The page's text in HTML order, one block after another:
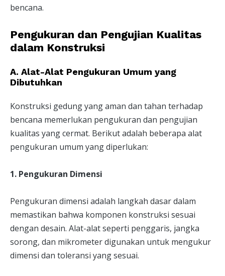
bencana.
Pengukuran dan Pengujian Kualitas
dalam Konstruksi
A. Alat-Alat Pengukuran Umum yang
Dibutuhkan
Konstruksi gedung yang aman dan tahan terhadap
bencana memerlukan pengukuran dan pengujian
kualitas yang cermat. Berikut adalah beberapa alat
pengukuran umum yang diperlukan:
1. Pengukuran Dimensi
Pengukuran dimensi adalah langkah dasar dalam
memastikan bahwa komponen konstruksi sesuai
dengan desain. Alat-alat seperti penggaris, jangka
sorong, dan mikrometer digunakan untuk mengukur
dimensi dan toleransi yang sesuai.